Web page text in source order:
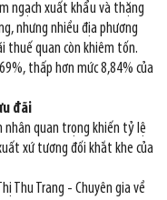
ngạch xuất khẩu và thặng
nhưng nhiều địa phương
thuế quan còn khiêm tốn.
thấp hơn mức 8,84% của
đãi
nhân quan trọng khiến tỷ lệ
xứ tương đối khắt khe của
Thu Trang - Chuyên gia về